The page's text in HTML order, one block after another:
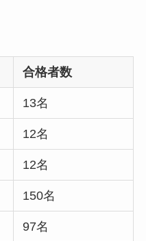
合格者数
13名
12名
12名
150名
97名